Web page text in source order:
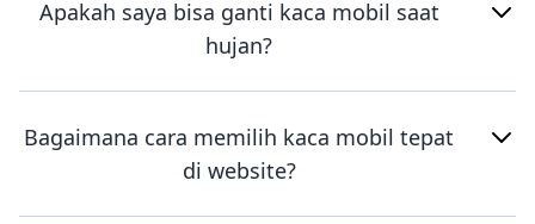
Apakah saya bisa ganti kaca mobil saat
hujan?
Bagaimana cara memilih kaca mobil tepat
di website?